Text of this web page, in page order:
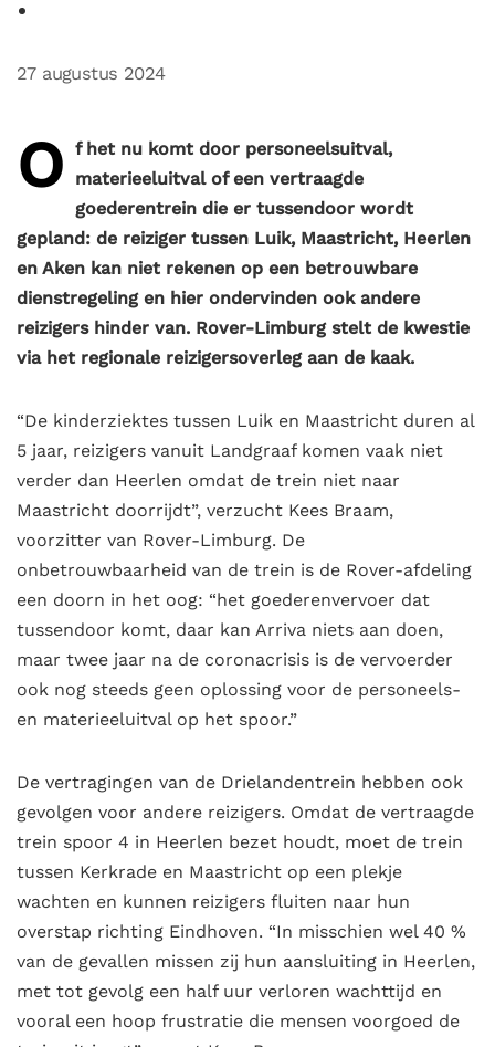
27 augustus 2024
O f het nu komt door personeelsuitval,
materieeluitval of een vertraagde
goederentrein die er tussendoor wordt
gepland: de reiziger tussen Luik, Maastricht, Heerlen
en Aken kan niet rekenen op een betrouwbare
dienstregeling en hier ondervinden ook andere
reizigers hinder van. Rover-Limburg stelt de kwestie
via het regionale reizigersoverleg aan de kaak.
“De kinderziektes tussen Luik en Maastricht duren al
5 jaar, reizigers vanuit Landgraaf komen vaak niet
verder dan Heerlen omdat de trein niet naar
Maastricht doorrijdt”, verzucht Kees Braam,
voorzitter van Rover-Limburg. De
onbetrouwbaarheid van de trein is de Rover-afdeling
een doorn in het oog: “het goederenvervoer dat
tussendoor komt, daar kan Arriva niets aan doen,
maar twee jaar na de coronacrisis is de vervoerder
ook nog steeds geen oplossing voor de personeels-
en materieeluitval op het spoor.”
De vertragingen van de Drielandentrein hebben ook
gevolgen voor andere reizigers. Omdat de vertraagde
trein spoor 4 in Heerlen bezet houdt, moet de trein
tussen Kerkrade en Maastricht op een plekje
wachten en kunnen reizigers fluiten naar hun
overstap richting Eindhoven. “In misschien wel 40 %
van de gevallen missen zij hun aansluiting in Heerlen,
met tot gevolg een half uur verloren wachttijd en
vooral een hoop frustratie die mensen voorgoed de